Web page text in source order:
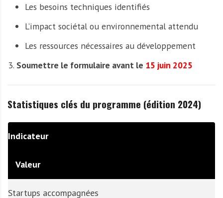
Les besoins techniques identifiés
L’impact sociétal ou environnemental attendu
Les ressources nécessaires au développement
Soumettre le formulaire avant le 15 juin 2025
Statistiques clés du programme (édition 2024)
Indicateur
Valeur
Startups accompagnées